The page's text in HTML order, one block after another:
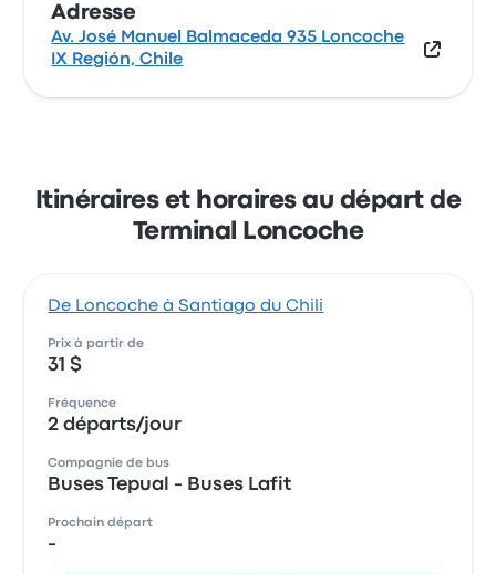
Adresse
Av. José Manuel Balmaceda 935 Loncoche
IX Región, Chile
Itinéraires et horaires au départ de
Terminal Loncoche
De Loncoche à Santiago du Chili
Prix à partir de
31 $
Fréquence
2 départs/jour
Compagnie de bus
Buses Tepual - Buses Lafit
Prochain départ
-